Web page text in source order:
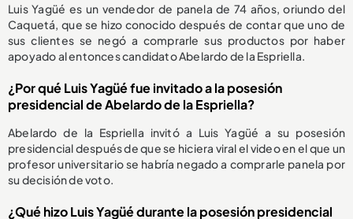
Luis Yagüé es un vendedor de panela de 74 años, oriundo del
Caquetá, que se hizo conocido después de contar que uno de
sus clientes se negó a comprarle sus productos por haber
apoyado al entonces candidato Abelardo de la Espriella.
¿Por qué Luis Yagüé fue invitado a la posesión
presidencial de Abelardo de la Espriella?
Abelardo de la Espriella invitó a Luis Yagüé a su posesión
presidencial después de que se hiciera viral el video en el que un
profesor universitario se habría negado a comprarle panela por
su decisión de voto.
¿Qué hizo Luis Yagüé durante la posesión presidencial